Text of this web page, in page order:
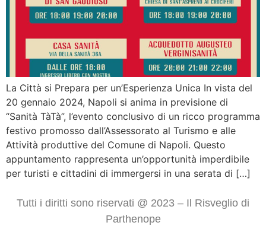
La Città si Prepara per un’Esperienza Unica In vista del
20 gennaio 2024, Napoli si anima in previsione di
“Sanità TàTà”, l’evento conclusivo di un ricco programma
festivo promosso dall’Assessorato al Turismo e alle
Attività produttive del Comune di Napoli. Questo
appuntamento rappresenta un’opportunità imperdibile
per turisti e cittadini di immergersi in una serata di […]
Tutti i diritti sono riservati @ 2023 – Il Risveglio di
Parthenope